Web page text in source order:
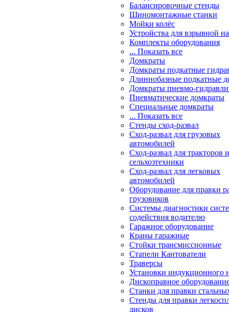
Балансировочные стенды
Шиномонтажные станки
Мойки колёс
Устройства для взрывной
Комплекты оборудования
... Показать все
Домкраты
Домкраты подкатные
Длиннобазные подкатные
Домкраты пневмо-
Пневматические домкраты
Специальные домкраты
... Показать все
Стенды сход-развал
Сход-развал для грузовых
автомобилей
Сход-развал для тракторов и
сельхозтехники
Сход-развал для легковых
автомобилей
Оборудование для правки
грузовиков
Системы диагностики
содействия водителю
Гаражное оборудование
Краны гаражные
Стойки трансмиссионные
Стапели Кантователи
Траверсы
Установки индукционного
Дископравное
Станки для правки
Стенды для правки
дисков